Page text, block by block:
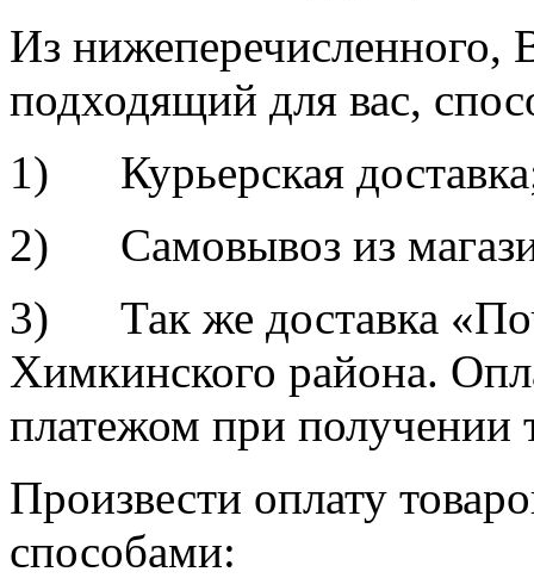
Из
подходящий для вас,
1) Курьерская
2) Самовывоз из
3) Так же доставка
Химкинского района.
платежом при получении
Произвести оплату
способами: